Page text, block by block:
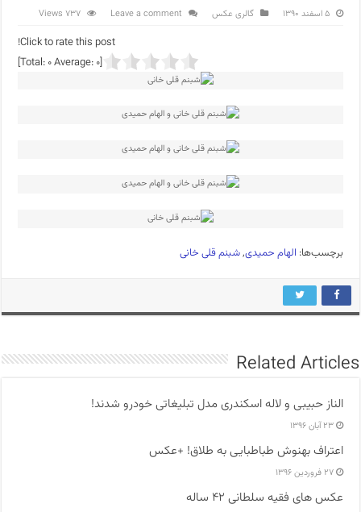
۵ اسفند ۱۳۹۰ گالری عکس Leave a comment
737 Views
Click to rate this post!
[Total:
0Average: 0
]
برچسب‌ها: الهام حمیدی,شبنم قلی خانی
Related Articles
الناز حبیبی و لاله اسکندری مدل تبلیغاتی خودرو شدند!
۲۳ آبان ۱۳۹۶
اعتراف بهنوش طباطبایی به طلاق! +عکس
۲۷ فروردین ۱۳۹۶
عکس های فقیه سلطانی ۴۲ ساله